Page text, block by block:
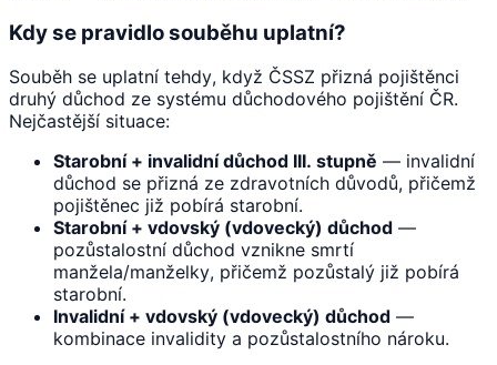
Kdy se pravidlo souběhu uplatní?
Souběh se uplatní tehdy, když ČSSZ přizná pojištěnci
druhý důchod ze systému důchodového pojištění ČR.
Nejčastější situace:
Starobní + invalidní důchod III. stupně — invalidní
důchod se přizná ze zdravotních důvodů, přičemž
pojištěnec již pobírá starobní.
Starobní + vdovský (vdovecký) důchod —
pozůstalostní důchod vznikne smrtí
manžela/manželky, přičemž pozůstalý již pobírá
starobní.
Invalidní + vdovský (vdovecký) důchod —
kombinace invalidity a pozůstalostního nároku.